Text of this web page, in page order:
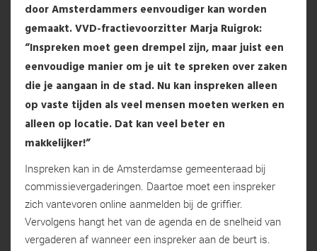
door Amsterdammers eenvoudiger kan worden
gemaakt. VVD-fractievoorzitter Marja Ruigrok:
“Inspreken moet geen drempel zijn, maar juist een
eenvoudige manier om je uit te spreken over zaken
die je aangaan in de stad. Nu kan inspreken alleen
op vaste tijden als veel mensen moeten werken en
alleen op locatie. Dat kan veel beter en
makkelijker!”
Inspreken kan in de Amsterdamse gemeenteraad bij
commissievergaderingen. Daartoe moet een inspreker
zich vantevoren online aanmelden bij de griffier.
Vervolgens hangt het van de agenda en de snelheid van
vergaderen af wanneer een inspreker aan de beurt is.